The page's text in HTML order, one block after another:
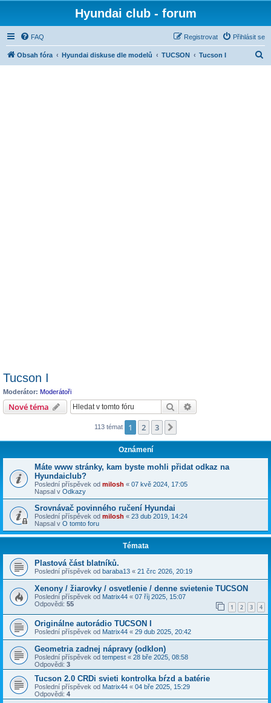
Hyundai club - forum
FAQ Přihlásit se
Registrovat
Obsah fóra Hyundai diskuse dle modelů TUCSON Tucson I
Tucson I
Moderátor: Moderátoři
Nové téma Hledat
113 témat 1 2 3
Oznámení
Máte www stránky, kam byste mohli přidat odkaz na
Hyundaiclub?
Poslední příspěvek od milosh « 07 kvě 2024, 17:05
Napsal v Odkazy
Srovnávač povinného ručení Hyundai
Poslední příspěvek od milosh « 23 dub 2019, 14:24
Napsal v O tomto foru
Témata
Plastová část blatníků.
Poslední příspěvek od baraba13 « 21 črc 2026, 20:19
Xenony / žiarovky / osvetlenie / denne svietenie TUCSON
Poslední příspěvek od Matrix44 « 07 říj 2025, 15:07
Odpovědi: 55 1 2 3 4
Originálne autorádio TUCSON I
Poslední příspěvek od Matrix44 « 29 dub 2025, 20:42
Geometria zadnej nápravy (odklon)
Poslední příspěvek od tempest « 28 bře 2025, 08:58
Odpovědi: 3
Tucson 2.0 CRDi svieti kontrolka bŕzd a batérie
Poslední příspěvek od Matrix44 « 04 bře 2025, 15:29
Odpovědi: 4